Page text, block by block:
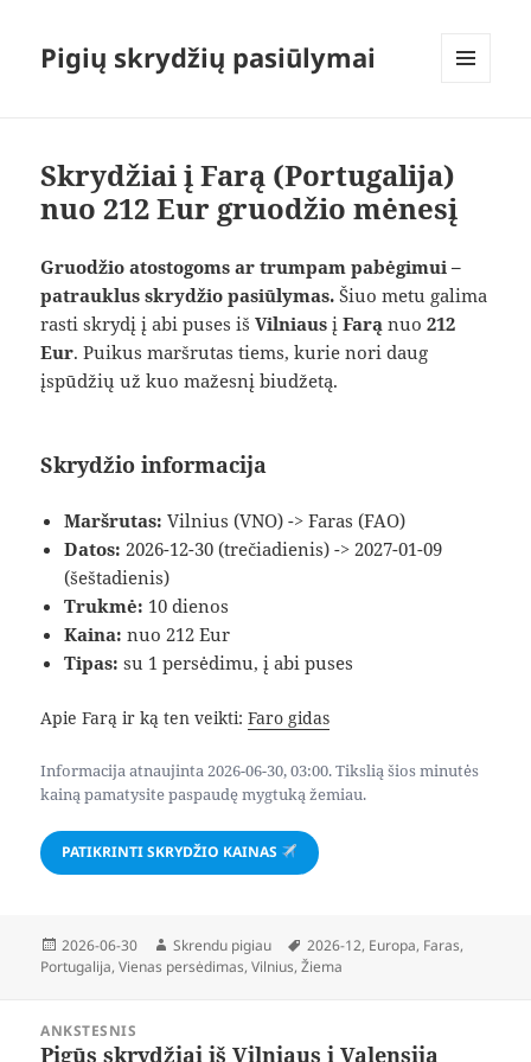
Pigių skrydžių pasiūlymai
Skrydžiai į Farą (Portugalija)
nuo 212 Eur gruodžio mėnesį
Gruodžio atostogoms ar trumpam pabėgimui –
patrauklus skrydžio pasiūlymas. Šiuo metu galima
rasti skrydį į abi puses išVilniaus įFarą nuo212
Eur. Puikus maršrutas tiems, kurie nori daug
įspūdžių už kuo mažesnį biudžetą.
Skrydžio informacija
Maršrutas: Vilnius (VNO) -> Faras (FAO)
Datos: 2026-12-30 (trečiadienis) -> 2027-01-09
(šeštadienis)
Trukmė: 10 dienos
Kaina: nuo 212 Eur
Tipas: su 1 persėdimu, į abi puses
Apie Farą ir ką ten veikti:Faro gidas
Informacija atnaujinta 2026-06-30, 03:00. Tikslią šios minutės
kainą pamatysite paspaudę mygtuką žemiau.
PATIKRINTI SKRYDŽIO KAINAS
Paskelbta
2026-06-30 Autorius
Skrendu pigiau Žymos
2026-12, Europa, Faras,
Portugalija,Vienas persėdimas,Vilnius,Žiema
ANKSTESNIS
Ankstesnis
Pigūs skrydžiai iš Vilniaus į Valensiją